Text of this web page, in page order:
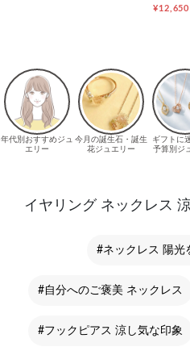
¥12,650
イヤリング ネックレス
#ネックレス 陽光
#自分へのご褒美 ネックレス
#フックピアス 涼し気な印象